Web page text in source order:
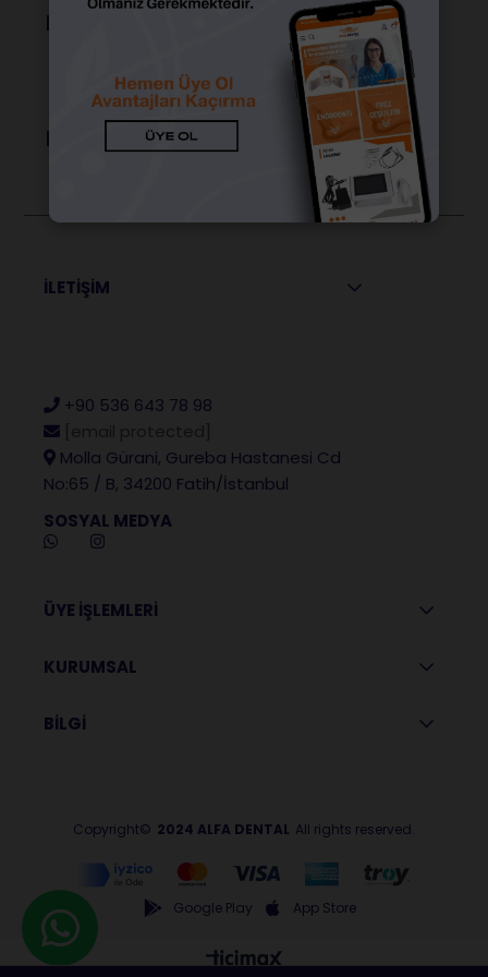
Popüler Ürünler
Popüler Markalar
İLETİŞİM
+90 536 643 78 98
Molla Gürani, Gureba Hastanesi Cd
No:65 / B, 34200 Fatih/İstanbul
SOSYAL MEDYA
ÜYE İŞLEMLERİ
KURUMSAL
BİLGİ
Copyright© 2024 ALFA DENTAL All rights reserved.
Google Play App Store